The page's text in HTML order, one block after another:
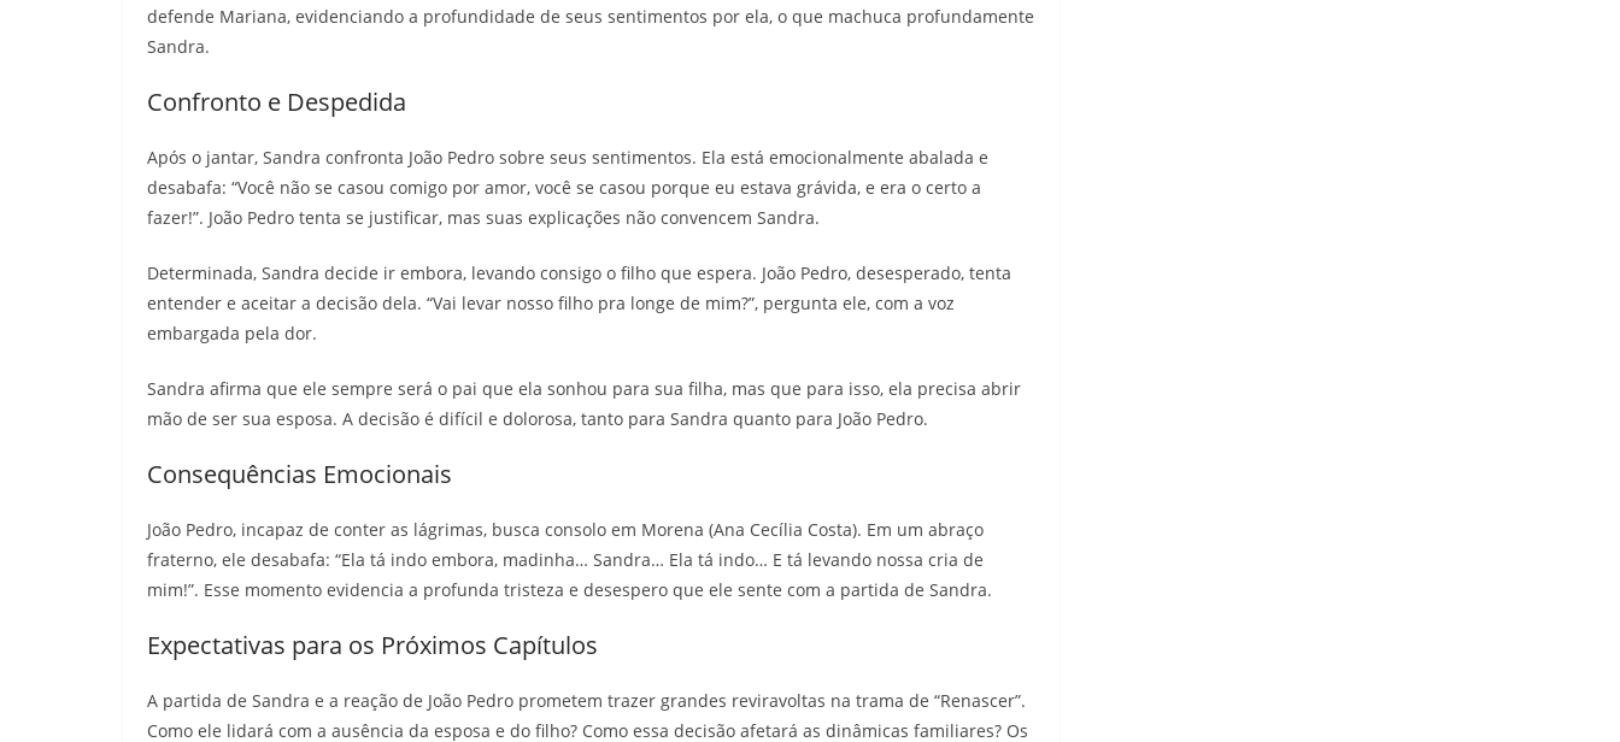
defende Mariana, evidenciando a profundidade de seus sentimentos por ela, o que machuca profundamente
Sandra.
Confronto e Despedida
Após o jantar, Sandra confronta João Pedro sobre seus sentimentos. Ela está emocionalmente abalada e
desabafa: “Você não se casou comigo por amor, você se casou porque eu estava grávida, e era o certo a
fazer!”. João Pedro tenta se justificar, mas suas explicações não convencem Sandra.
Determinada, Sandra decide ir embora, levando consigo o filho que espera. João Pedro, desesperado, tenta
entender e aceitar a decisão dela. “Vai levar nosso filho pra longe de mim?”, pergunta ele, com a voz
embargada pela dor.
Sandra afirma que ele sempre será o pai que ela sonhou para sua filha, mas que para isso, ela precisa abrir
mão de ser sua esposa. A decisão é difícil e dolorosa, tanto para Sandra quanto para João Pedro.
Consequências Emocionais
João Pedro, incapaz de conter as lágrimas, busca consolo em Morena (Ana Cecília Costa). Em um abraço
fraterno, ele desabafa: “Ela tá indo embora, madinha… Sandra… Ela tá indo… E tá levando nossa cria de
mim!”. Esse momento evidencia a profunda tristeza e desespero que ele sente com a partida de Sandra.
Expectativas para os Próximos Capítulos
A partida de Sandra e a reação de João Pedro prometem trazer grandes reviravoltas na trama de “Renascer”.
Como ele lidará com a ausência da esposa e do filho? Como essa decisão afetará as dinâmicas familiares? Os